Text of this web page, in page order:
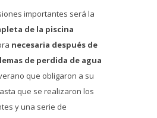
importantes será la
de la piscina
necesaria después de
de perdida de agua
que obligaron a su
que se realizaron los
y una serie de